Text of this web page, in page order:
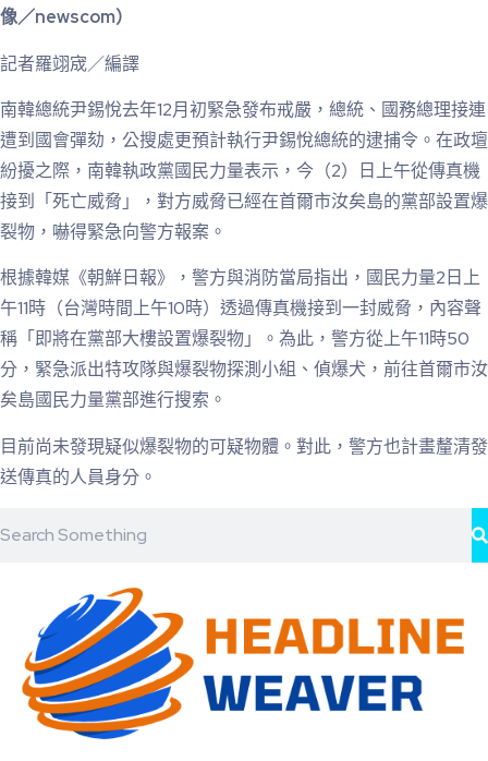
像／newscom）
記者羅翊宬／編譯
南韓總統尹錫悅去年12月初緊急發布戒嚴，總統、國務總理接連
遭到國會彈劾，公搜處更預計執行尹錫悅總統的逮捕令。在政壇
紛擾之際，南韓執政黨國民力量表示，今（2）日上午從傳真機
接到「死亡威脅」，對方威脅已經在首爾市汝矣島的黨部設置爆
裂物，嚇得緊急向警方報案。
根據韓媒《朝鮮日報》，警方與消防當局指出，國民力量2日上
午11時（台灣時間上午10時）透過傳真機接到一封威脅，內容聲
稱「即將在黨部大樓設置爆裂物」。為此，警方從上午11時50
分，緊急派出特攻隊與爆裂物探測小組、偵爆犬，前往首爾市汝
矣島國民力量黨部進行搜索。
目前尚未發現疑似爆裂物的可疑物體。對此，警方也計畫釐清發
送傳真的人員身分。